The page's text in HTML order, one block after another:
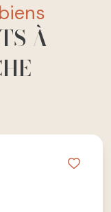
À